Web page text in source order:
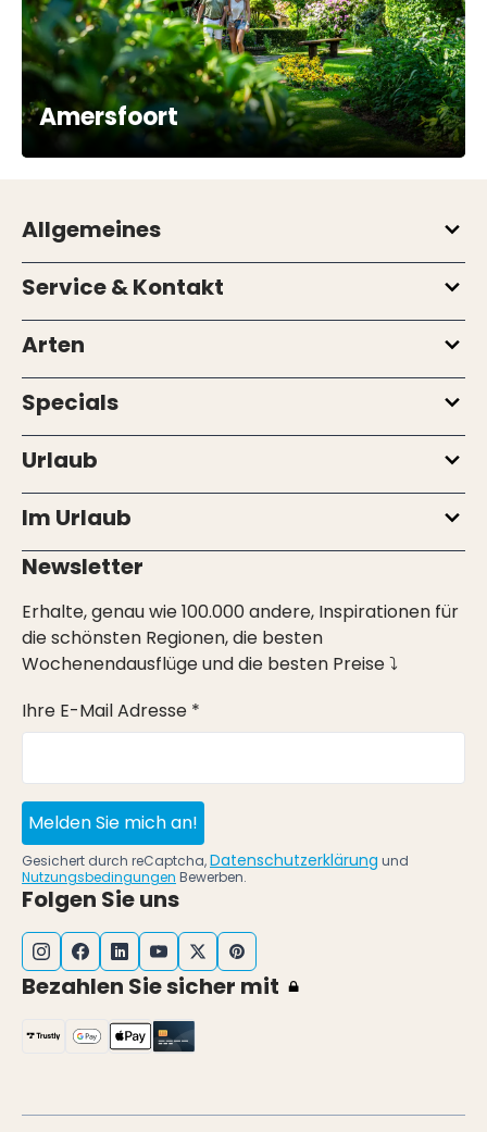
Amersfoort
Allgemeines
Service & Kontakt
Arten
Specials
Urlaub
Im Urlaub
Newsletter
Erhalte, genau wie 100.000 andere, Inspirationen für
die schönsten Regionen, die besten
Wochenendausflüge und die besten Preise ⤵
Ihre E-Mail Adresse *
Melden Sie mich an!
Gesichert durch reCaptcha,Datenschutzerklärung und
Nutzungsbedingungen Bewerben.
Folgen Sie uns
Bezahlen Sie sicher mit